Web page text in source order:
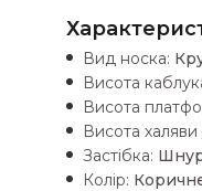
Вид носка:
Висота
Висота
Висота
Застібка:
Колір: